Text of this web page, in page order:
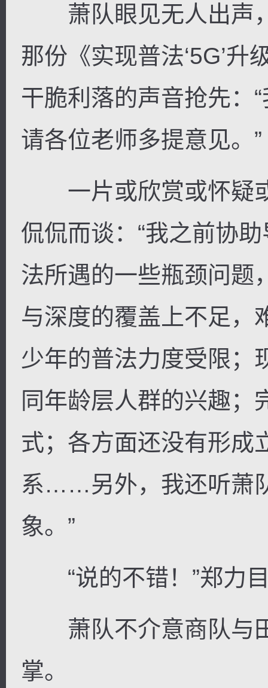
萧队眼见无人出声，
那份《实现普法‘5G’升
干脆利落的声音抢先：
请各位老师多提意见。”
一片或欣赏或怀疑
侃侃而谈：“我之前协
法所遇的一些瓶颈问题
与深度的覆盖上不足，
少年的普法力度受限；
同年龄层人群的兴趣；
式；各方面还没有形成
系……另外，我还听萧
象。”
“说的不错！”郑力
萧队不介意商队与
掌。